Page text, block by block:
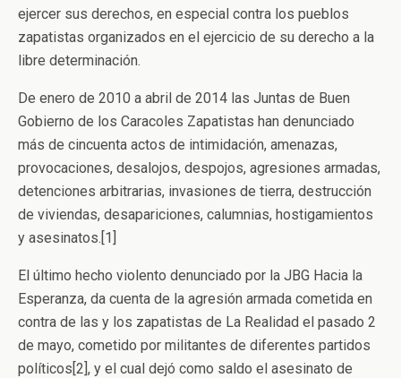
ejercer sus derechos, en especial contra los pueblos
zapatistas organizados en el ejercicio de su derecho a la
libre determinación.
De enero de 2010 a abril de 2014 las Juntas de Buen
Gobierno de los Caracoles Zapatistas han denunciado
más de cincuenta actos de intimidación, amenazas,
provocaciones, desalojos, despojos, agresiones armadas,
detenciones arbitrarias, invasiones de tierra, destrucción
de viviendas, desapariciones, calumnias, hostigamientos
y asesinatos.[1]
El último hecho violento denunciado por la JBG Hacia la
Esperanza, da cuenta de la agresión armada cometida en
contra de las y los zapatistas de La Realidad el pasado 2
de mayo, cometido por militantes de diferentes partidos
políticos[2], y el cual dejó como saldo el asesinato de